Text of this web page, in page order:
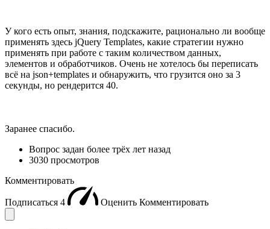
У кого есть опыт, знания, подскажите, рационально ли вообще
применять здесь jQuery Templates, какие стратегии нужно
применять при работе с таким количеством данных,
элементов и обработчиков. Очень не хотелось бы переписать
всё на json+templates и обнаружить, что грузится оно за 3
секунды, но рендерится 40.
Заранее спасибо.
Вопрос задан более трёх лет назад
3030 просмотров
Комментировать
Подписаться 4 Оценить Комментировать